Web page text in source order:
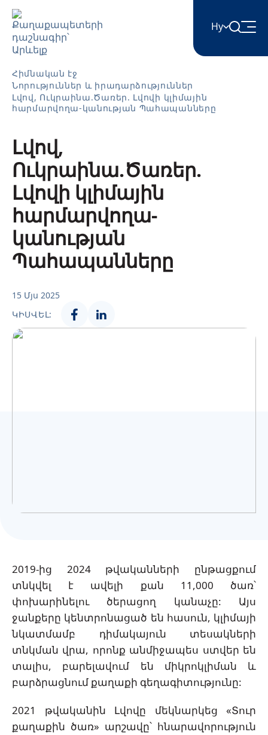
Hy
English
Հայերեն
Azərbaycan
ქართული
Română
Հիմնական էջ
Նորություններ և իրադարձություններ
Լվով, Ուկրաինա.Ծառեր. Լվովի կլիմային
հարմարվողա-կանության Պահապանները
Լվով,
Ուկրաինա.Ծառեր.
Լվովի կլիմային
հարմարվողա-
կանության
Պահապանները
15 Մյս 2025
ԿԻՍՎԵԼ:
2019-ից 2024 թվականների ընթացքում
տնկվել է ավելի քան 11,000 ծառ՝
փոխարինելու ծերացող կանաչը: Այս
ջանքերը կենտրոնացած են հասուն, կլիմայի
նկատմամբ դիմակայուն տեսակների
տնկման վրա, որոնք անմիջապես ստվեր են
տալիս, բարելավում են միկրոկլիման և
բարձրացնում քաղաքի գեղագիտությունը:
2021 թվականին Լվովը մեկնարկեց «Տուր
քաղաքին ծառ» արշավը՝ հնարավորություն